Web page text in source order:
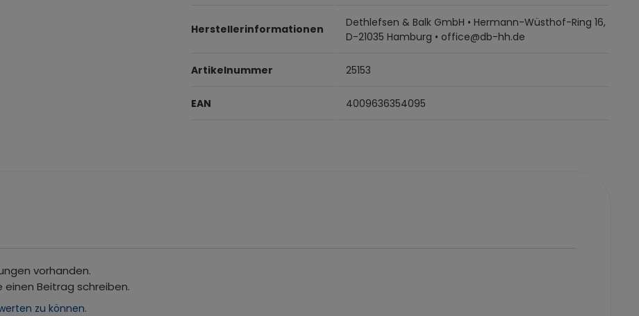
Herstellerinformationen
Dethlefsen & Balk GmbH • Hermann-Wüsthof-Ring 16,
D-21035 Hamburg • office@db-hh.de
Artikelnummer 25153
EAN 4009636354095
vorhanden.
einen Beitrag schreiben.
zu können.